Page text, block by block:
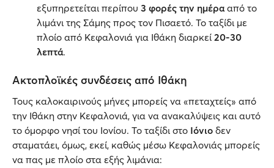
εξυπηρετείται περίπου 3 φορές την ημέρααπό το
λιμάνι της Σάμης προς τον Πισαετό. Το ταξίδι με
πλοίο από Κεφαλονιά για Ιθάκη διαρκεί 20-30
λεπτά.
Ακτοπλοϊκές συνδέσεις από Ιθάκη
Τους καλοκαιρινούς μήνες μπορείς να «πεταχτείς» από
την Ιθάκη στην Κεφαλονιά, για να ανακαλύψεις και αυτό
το όμορφο νησί του Ιονίου. Το ταξίδι στο Ιόνιο δεν
σταματάει, όμως, εκεί, καθώς μέσω Κεφαλονιάς μπορείς
να πας με πλοίο στα εξής λιμάνια: